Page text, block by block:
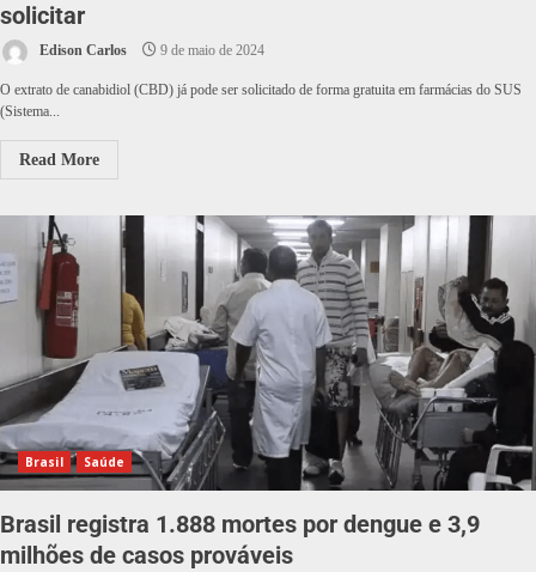
solicitar
Edison Carlos 9 de maio de 2024
O extrato de canabidiol (CBD) já pode ser solicitado de forma gratuita em farmácias do SUS
(Sistema...
Read More
Brasil Saúde
Brasil registra 1.888 mortes por dengue e 3,9
milhões de casos prováveis